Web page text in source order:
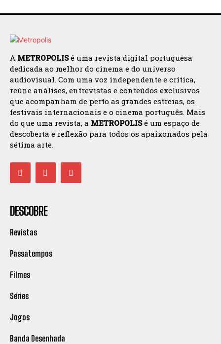
A METROPOLISé uma revista digital portuguesa
dedicada ao melhor do cinema e do universo
audiovisual. Com uma voz independente e crítica,
reúne análises, entrevistas e conteúdos exclusivos
que acompanham de perto as grandes estreias, os
festivais internacionais e o cinema português. Mais
do que uma revista, a METROPOLISé um espaço de
descoberta e reflexão para todos os apaixonados pela
sétima arte.
DESCOBRE
Revistas
Passatempos
Filmes
Séries
Jogos
Banda Desenhada